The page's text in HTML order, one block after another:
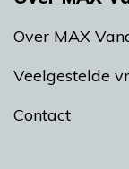
Over MAX
Veelgestelde
Contact